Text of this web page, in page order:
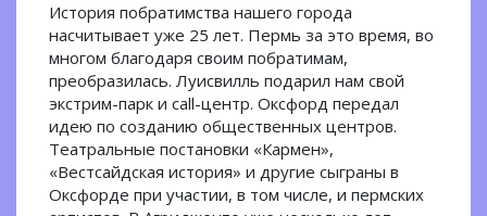
История побратимства нашего города
насчитывает уже 25 лет. Пермь за это время, во
многом благодаря своим побратимам,
преобразилась. Луисвилль подарил нам свой
экстрим-парк и саll-центр. Оксфорд передал
идею по созданию общественных центров.
Театральные постановки «Кармен»,
«Вестсайдская история» и другие сыграны в
Оксфорде при участии, в том числе, и пермских